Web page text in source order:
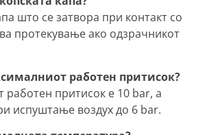
што се затвора при контакт со
протекување ако одзрачникот
работен притисок?
притисок е 10 bar, а
испуштање воздух до 6 bar.